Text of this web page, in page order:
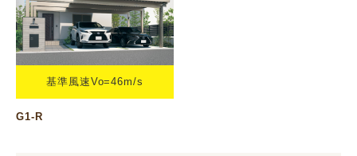
基準風速Vo=46m/s
G1-R